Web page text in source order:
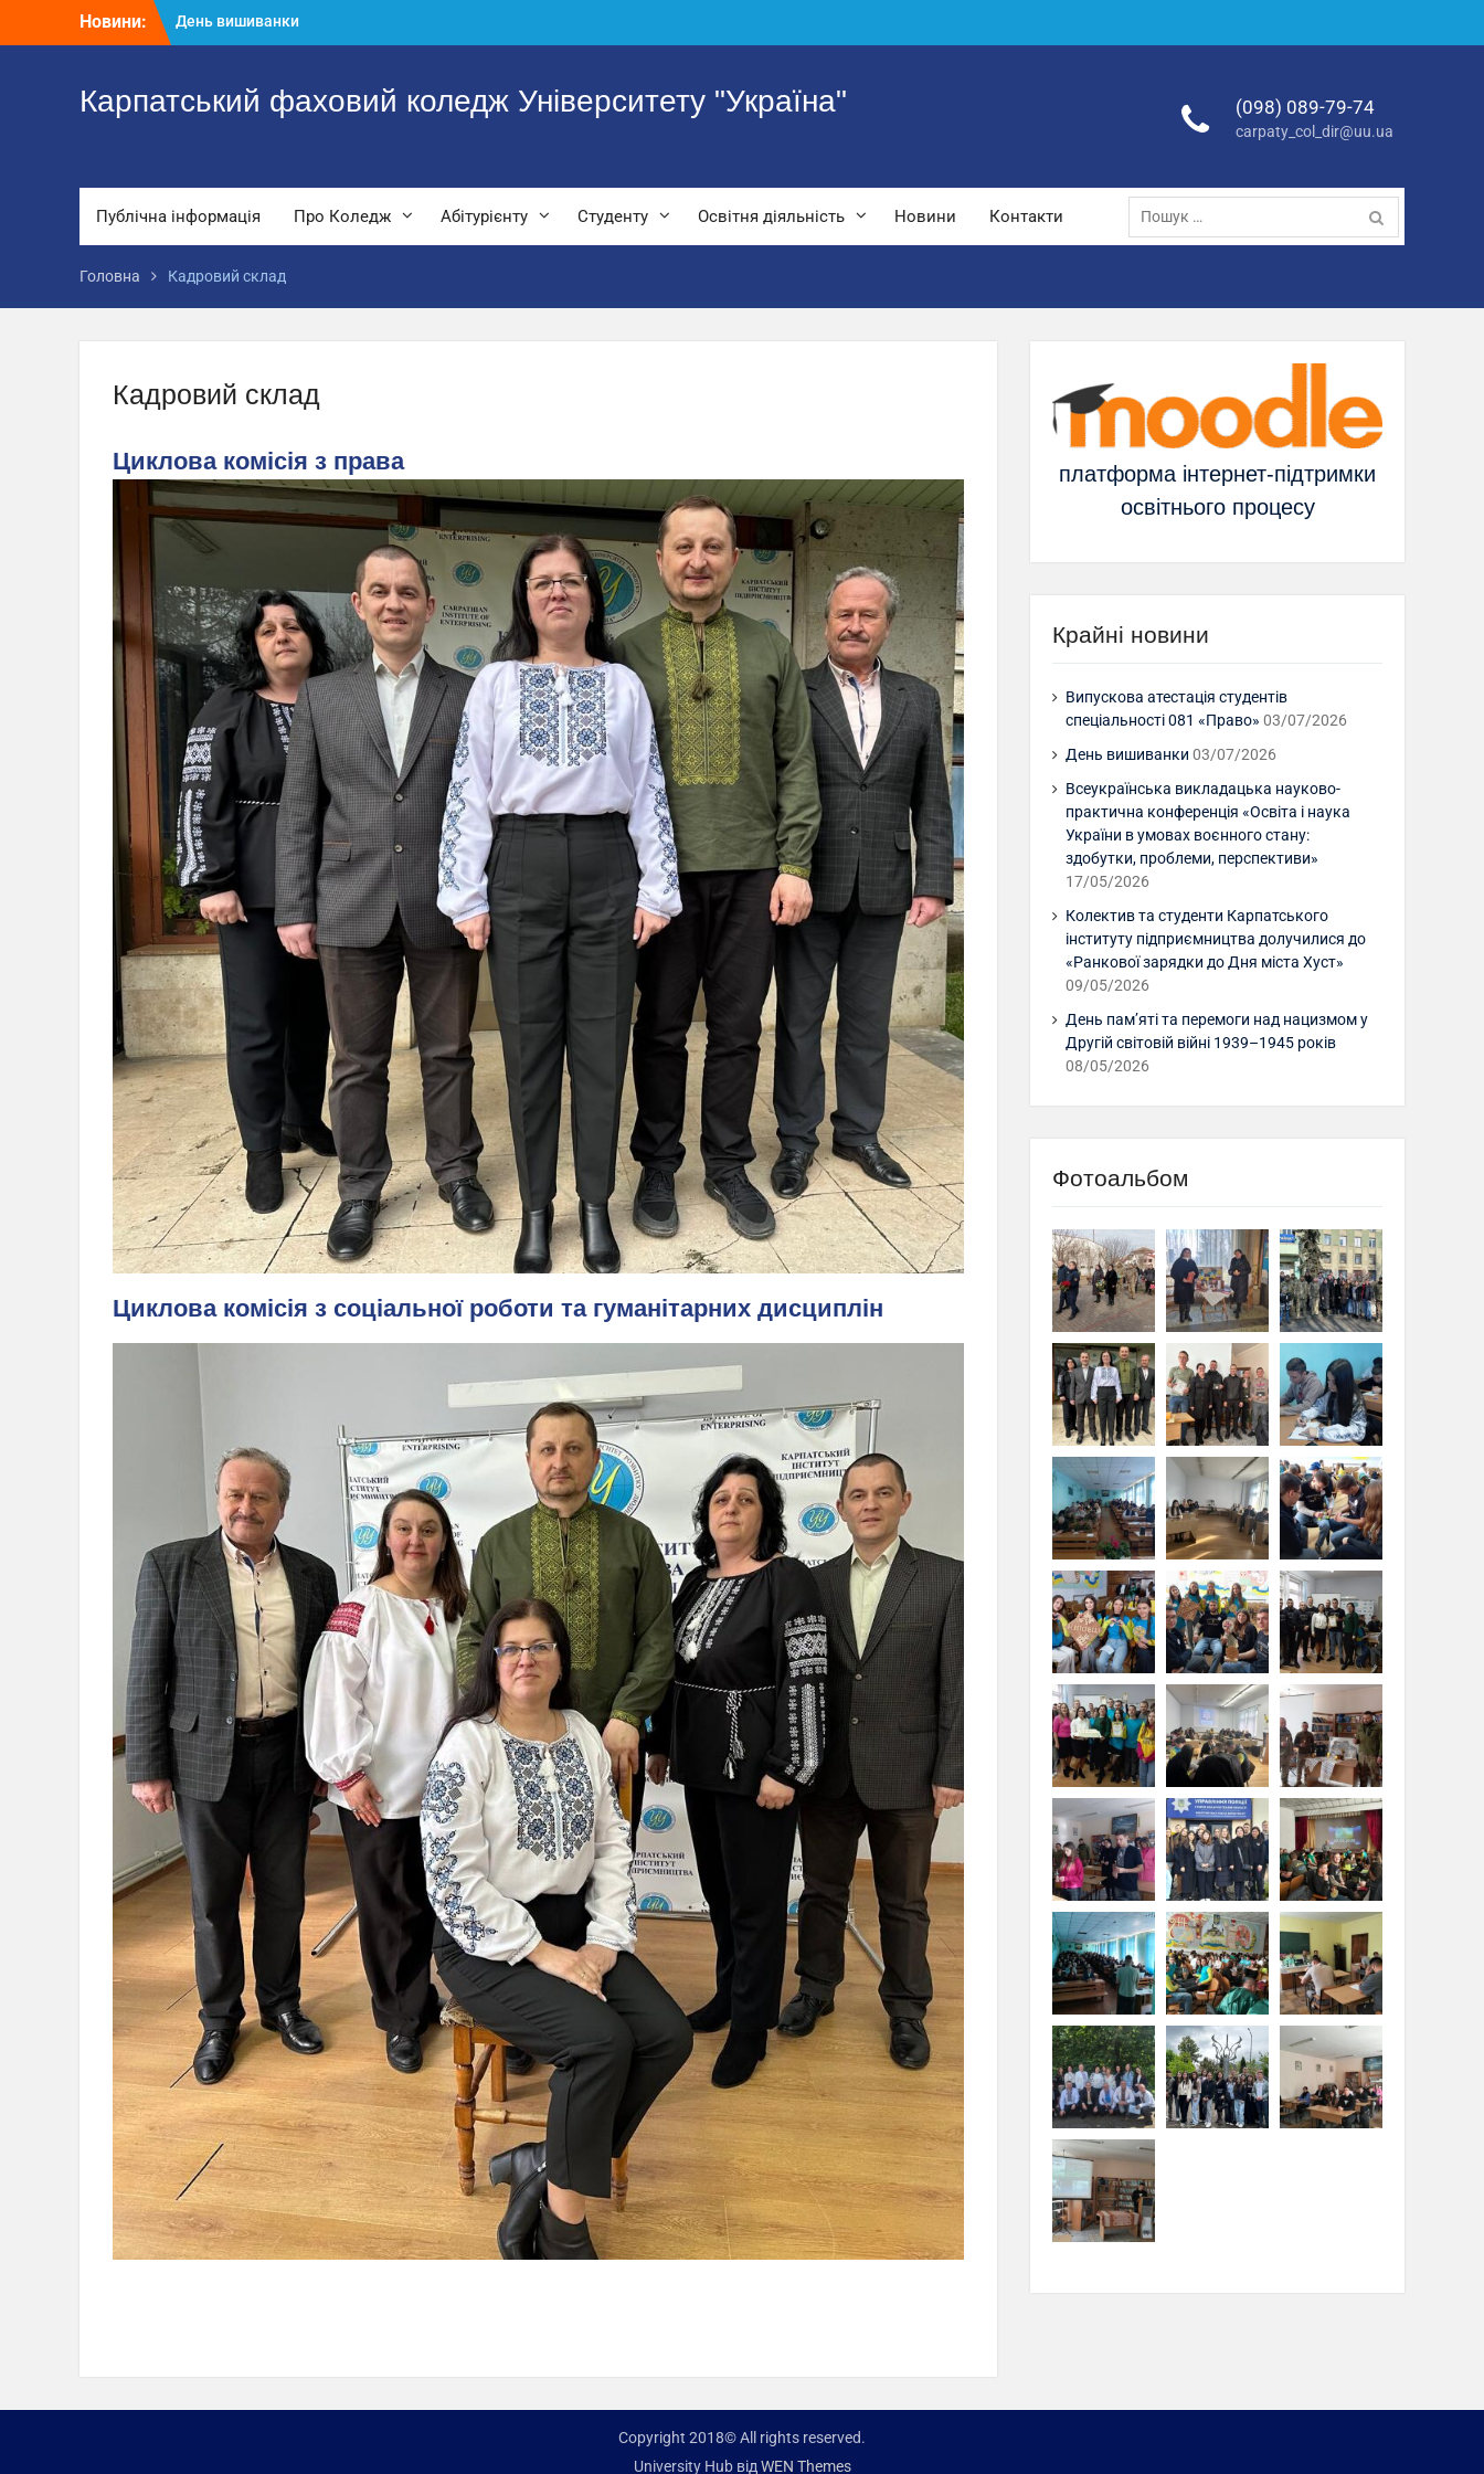
Новини:
День вишиванки
Всеукраїнська викладацька науково-
України в умовах воєнного стану:
здобутки, проблеми, перспективи»
Карпатський фаховий коледж Університету "Україна" (098) 089-79-74
carpaty_col_dir@uu.ua
Публічна інформація Про Коледж Абітурієнту Студенту Освітня діяльність Новини Контакти
Пошук:
Головна Кадровий склад
Кадровий склад
Циклова комісія з права
Циклова комісія з соціальної роботи та гуманітарних дисциплін
платформа інтернет-підтримки
освітнього процесу
Крайні новини
Випускова атестація студентів
спеціальності 081 «Право» 03/07/2026
День вишиванки 03/07/2026
Всеукраїнська викладацька науково-
практична конференція «Освіта і наука
України в умовах воєнного стану:
здобутки, проблеми, перспективи»
17/05/2026
Колектив та студенти Карпатського
інституту підприємництва долучилися до
«Ранкової зарядки до Дня міста Хуст»
09/05/2026
День пам’яті та перемоги над нацизмом у
Другій світовій війні 1939–1945 років
08/05/2026
Фотоальбом
Copyright 2018© All rights reserved.
University Hub від WEN Themes